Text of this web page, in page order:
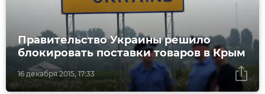
16 декабря 2015, 17:33
Правительство Украины решило
блокировать поставки товаров в Крым